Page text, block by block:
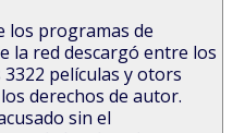
los programas de
la red descargó entre los
películas y otors
derechos de autor.
sin el